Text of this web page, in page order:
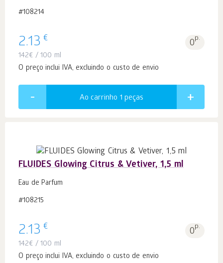
#108214
2.13 € 0p.
142€ / 100 ml
O preço inclui IVA, excluindo o custo de envio
Ao carrinho 1 peças
FLUIDES Glowing Citrus & Vetiver, 1,5 ml
Eau de Parfum
#108215
2.13 € 0p.
142€ / 100 ml
O preço inclui IVA, excluindo o custo de envio